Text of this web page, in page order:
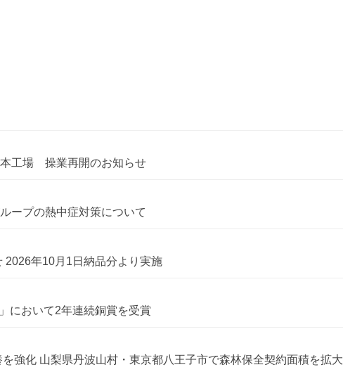
本工場 操業再開のお知らせ
ープの熱中症対策について
2026年10月1日納品分より実施
において2年連続銅賞を受賞
強化 山梨県丹波山村・東京都八王子市で森林保全契約面積を拡大